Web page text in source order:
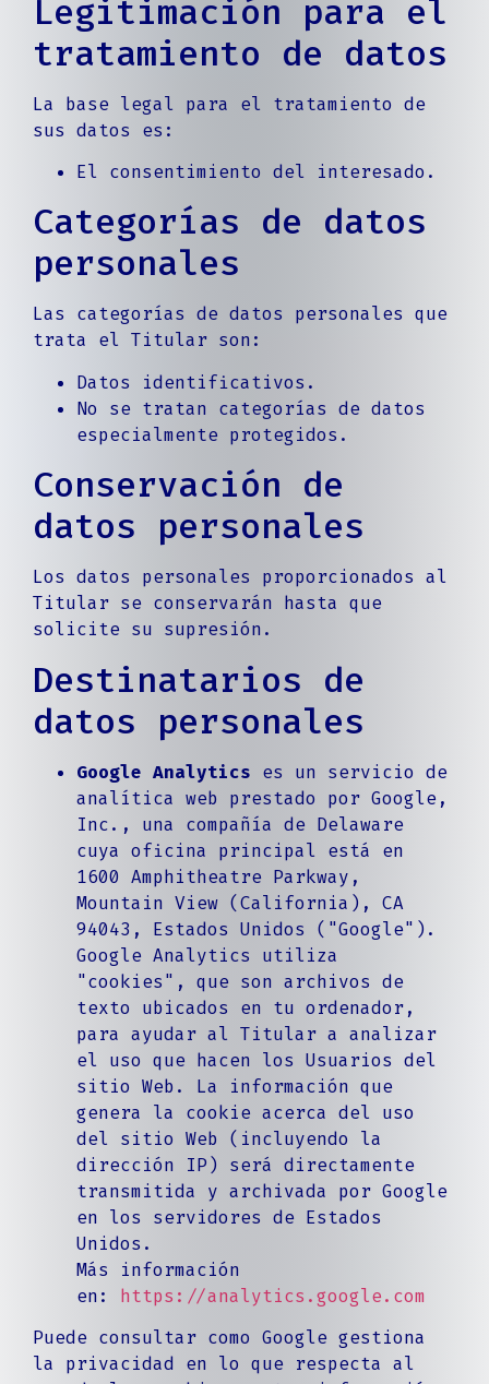
Legitimación para el
tratamiento de datos
La base legal para el tratamiento de
sus datos es:
El consentimiento del interesado.
Categorías de datos
personales
Las categorías de datos personales que
trata el Titular son:
Datos identificativos.
No se tratan categorías de datos
especialmente protegidos.
Conservación de
datos personales
Los datos personales proporcionados al
Titular se conservarán hasta que
solicite su supresión.
Destinatarios de
datos personales
Google Analytics es un servicio de
analítica web prestado por Google,
Inc., una compañía de Delaware
cuya oficina principal está en
1600 Amphitheatre Parkway,
Mountain View (California), CA
94043, Estados Unidos ("Google").
Google Analytics utiliza
"cookies", que son archivos de
texto ubicados en tu ordenador,
para ayudar al Titular a analizar
el uso que hacen los Usuarios del
sitio Web. La información que
genera la cookie acerca del uso
del sitio Web (incluyendo la
dirección IP) será directamente
transmitida y archivada por Google
en los servidores de Estados
Unidos.
Más información
en: https://analytics.google.com
Puede consultar como Google gestiona
la privacidad en lo que respecta al